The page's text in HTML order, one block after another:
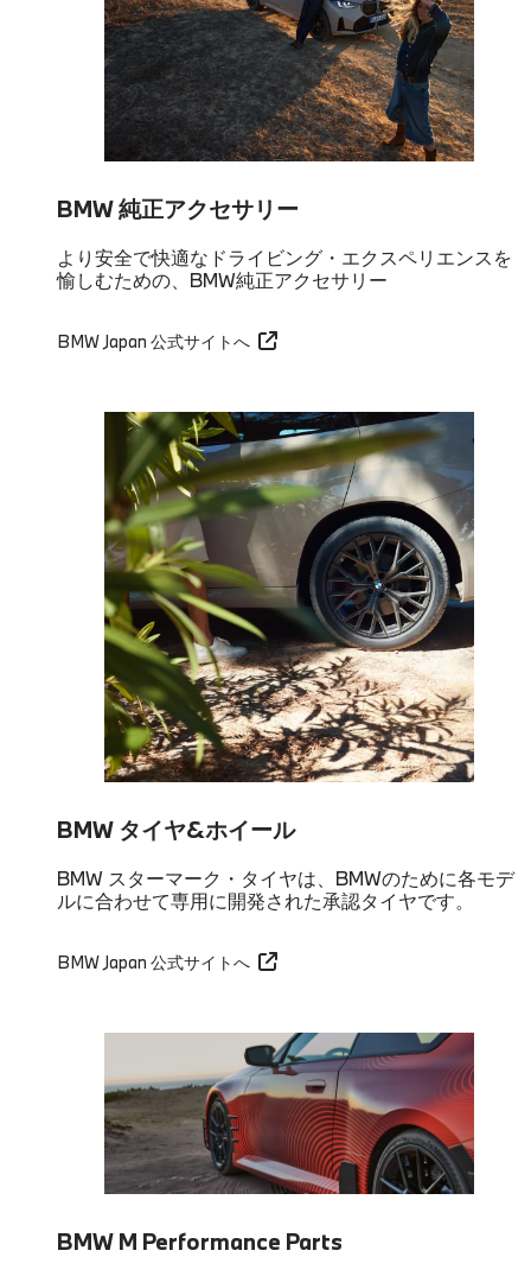
BMW 純正アクセサリー
より安全で快適なドライビング・エクスペリエンスを
愉しむための、BMW純正アクセサリー
BMW Japan 公式サイトへ
BMW タイヤ&ホイール
BMW スターマーク・タイヤは、BMWのために各モデ
ルに合わせて専用に開発された承認タイヤです。
BMW Japan 公式サイトへ
BMW M Performance Parts